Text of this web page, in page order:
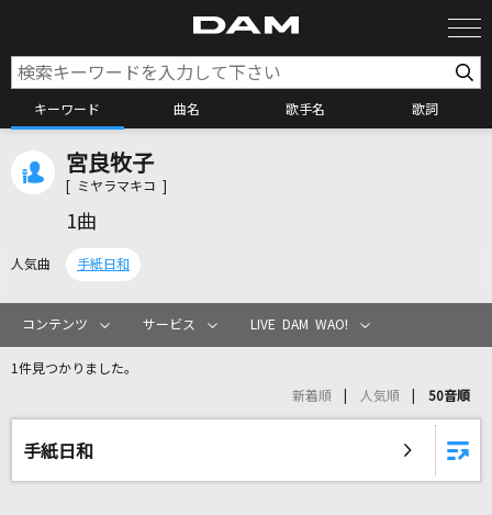
キーワード 曲名 歌手名 歌詞
カラオケリクエスト
宮良牧子
[ ミヤラマキコ ]
1曲
人気曲 手紙日和
コンテンツ サービス LIVE DAM WAO!
1件見つかりました。
新着順 人気順 50音順
手紙日和